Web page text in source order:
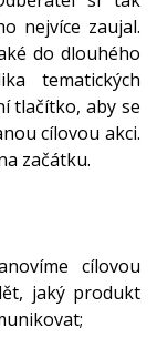
nejvíce zaujal.
do dlouhého
tematických
tlačítko, aby se
cílovou akci.
začátku.
cílovou
jaký produkt